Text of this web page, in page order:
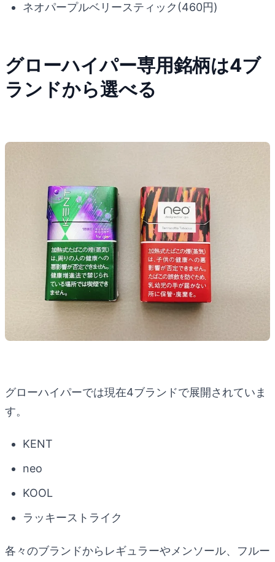
ネオパープルベリースティック(460円)
グローハイパー専用銘柄は4ブ
ランドから選べる
グローハイパーでは現在4ブランドで展開されていま
す。
KENT
neo
KOOL
ラッキーストライク
各々のブランドからレギュラーやメンソール、フルー